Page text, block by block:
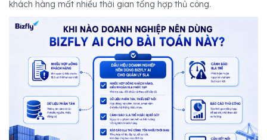
khách hàng mất nhiều thời gian tổng hợp thủ công.